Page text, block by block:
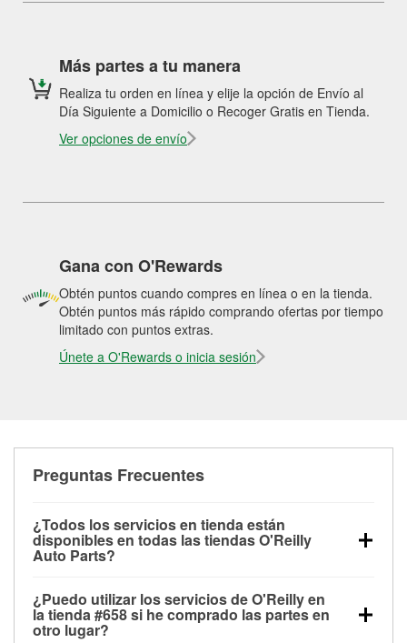
Más partes a tu manera
Realiza tu orden en línea y elije la opción de Envío al
Día Siguiente a Domicilio o Recoger Gratis en Tienda.
Ver opciones de envío
Gana con O'Rewards
Obtén puntos cuando compres en línea o en la tienda.
Obtén puntos más rápido comprando ofertas por tiempo
limitado con puntos extras.
Únete a O'Rewards o inicia sesión
Preguntas Frecuentes
¿Todos los servicios en tienda están
disponibles en todas las tiendas O'Reilly
Auto Parts?
las pruebas de batería, pruebas de alternador y
motor de arranque, revisión de la luz “Check Engine”
¿Puedo utilizar los servicios de O'Reilly en
la tienda #658 si he comprado las partes en
otro lugar?